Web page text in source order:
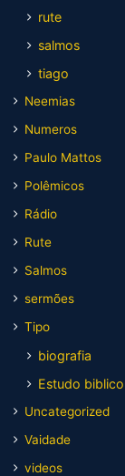
rute
salmos
tiago
Neemias
Numeros
Paulo Mattos
Polêmicos
Rádio
Rute
Salmos
sermões
Tipo
biografia
Estudo biblico
Uncategorized
Vaidade
videos